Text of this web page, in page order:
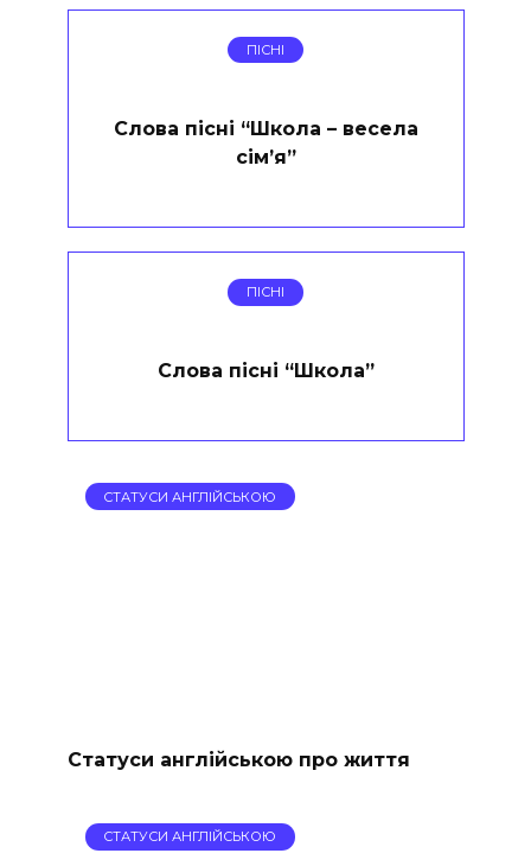
ПІСНІ
Слова пісні “Школа – весела
сім’я”
ПІСНІ
Слова пісні “Школа”
СТАТУСИ АНГЛІЙСЬКОЮ
Статуси англійською про життя
СТАТУСИ АНГЛІЙСЬКОЮ